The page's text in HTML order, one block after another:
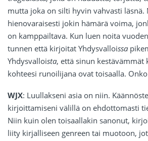
mutta joka on silti hyvin vahvasti läsnä.
hienovaraisesti jokin hämärä voima,
on kamppailtava. Kun luen noita
tunnen että kirjoitat Yhdysvalloissa
Yhdysvalloista, että sinun kestävämmät
kohteesi runoilijana ovat toisaalla. Onko
WJX: Luullakseni asia on niin.
kirjoittamiseni välillä on ehdottomasti
Niin kuin olen toisaallakin sanonut,
liity kirjalliseen genreen tai muotoon,